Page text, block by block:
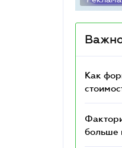
Реклама
Как
больше